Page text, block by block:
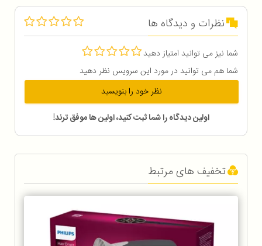
نظرات و دیدگاه ها
شما نیز می توانید امتیاز دهید
شما هم می توانید در مورد این سرویس نظر دهید
نظر خود را بنویسید
اولین دیدگاه را شما ثبت کنید، اولین ها موفق ترند!
تخفیف های مرتبط